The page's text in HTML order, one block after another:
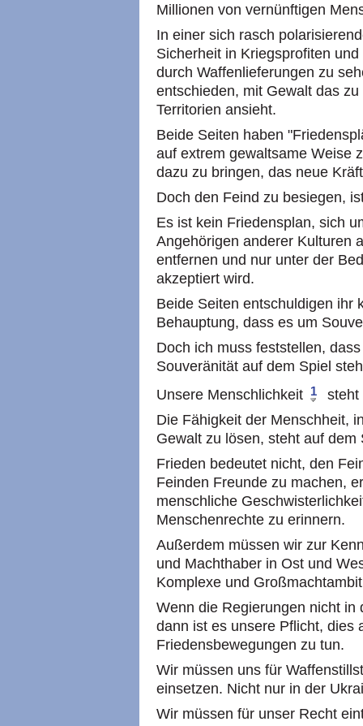
Millionen von vernünftigen
In einer sich rasch
Sicherheit in Kriegsprofiten
durch Waffenlieferungen zu
entschieden, mit Gewalt das
Territorien ansieht.
Beide Seiten haben
auf extrem gewaltsame Weise
dazu zu bringen, das neue
Doch den Feind zu besiegen,
Es ist kein Friedensplan, sich
Angehörigen anderer Kulturen
entfernen und nur unter der
akzeptiert wird.
Beide Seiten entschuldigen ihr
Behauptung, dass es um
Doch ich muss feststellen,
Souveränität auf dem Spiel
Unsere Menschlichkeit
1
steht
Die Fähigkeit der Menschheit,
Gewalt zu lösen, steht auf dem
Frieden bedeutet nicht, den
Feinden Freunde zu machen,
menschliche
Menschenrechte zu erinnern.
Außerdem müssen wir zur
und Machthaber in Ost und
Komplexe und
Wenn die Regierungen nicht
dann ist es unsere Pflicht, dies
Friedensbewegungen zu tun.
Wir müssen uns für
einsetzen. Nicht nur in der
Wir müssen für unser Recht